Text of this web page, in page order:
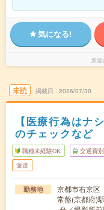
気になる!
派遣
未読 掲載日 2026/07/30
【医療行為はナ
のチェックなど
職種未経験OK 交通費
派遣
勤務地
京都市右京区
常盤(京都府)